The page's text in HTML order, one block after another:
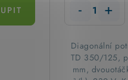
Diagonální
TD 350/125,
mm,